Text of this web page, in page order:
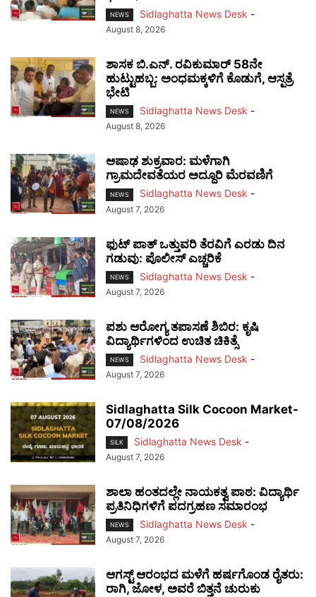
NEWS Sidlaghatta News Desk -
August 8, 2026
ಶಾಸಕ ಬಿ.ಎನ್. ರವಿಕುಮಾರ್ 58ನೇ
ಹುಟ್ಟುಹಬ್ಬ: ಅಂಧಮಕ್ಕಳಿಗೆ ಕೊಡುಗೆ, ಆಸ್ಪತ್ರೆ
ಭೇಟಿ
NEWS Sidlaghatta News Desk -
August 8, 2026
ಆಷಾಢ ಶುಕ್ರವಾರ: ಮಳೆಗಾಗಿ
ಗ್ರಾಮದೇವತೆಯರ ಅದ್ದೂರಿ ಮೆರವಣಿಗೆ
NEWS Sidlaghatta News Desk -
August 7, 2026
ಫುಟ್‌ ಪಾತ್ ಒತ್ತುವರಿ ತೆರವಿಗೆ ಎರಡು ದಿನ
ಗಡುವು: ಪೊಲೀಸ್ ಎಚ್ಚರಿಕೆ
NEWS Sidlaghatta News Desk -
August 7, 2026
ಪಶು ಆರೋಗ್ಯ ತಪಾಸಣೆ ಶಿಬಿರ: ಕೃಷಿ
ವಿದ್ಯಾರ್ಥಿಗಳಿಂದ ಉಚಿತ ಚಿಕಿತ್ಸೆ
NEWS Sidlaghatta News Desk -
August 7, 2026
Sidlaghatta Silk Cocoon Market-
07/08/2026
SILK Sidlaghatta News Desk -
August 7, 2026
ಶಾಲಾ ಹಂತದಲ್ಲೇ ನಾಯಕತ್ವ ಪಾಠ: ವಿದ್ಯಾರ್ಥಿ
ಪ್ರತಿನಿಧಿಗಳಿಗೆ ಪದಗ್ರಹಣ ಸಮಾರಂಭ
NEWS Sidlaghatta News Desk -
August 7, 2026
ಆಗಸ್ಟ್ ಆರಂಭದ ಮಳೆಗೆ ಹರ್ಷಗೊಂಡ ರೈತರು:
ರಾಗಿ, ಜೋಳ, ಅವರೆ ಬಿತ್ತನೆ ಚುರುಕು